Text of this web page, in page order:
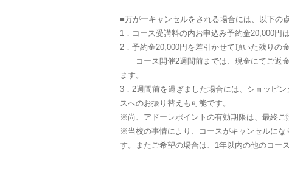
■万が一キャンセルをされる場合には、以下の
1．コース受講料の内お申込み予約金20,000円
2．予約金20,000円を差引かせて頂いた残りの
コース開催2週間前までは、現金にてご返金
ます。
3．2週間前を過ぎました場合には、ショッピ
スへのお振り替
※尚、アドーレポイントの有効期限は、最終ご
※当校の事情により、コースがキャンセルにな
す。またご希望の場合は、1年以内の他のコー